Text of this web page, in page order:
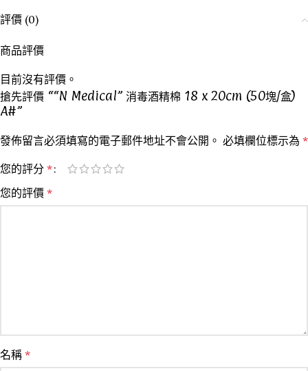
評價 (0)
商品評價
目前沒有評價。
搶先評價 ““N Medical” 消毒酒精棉 18 x 20cm (50塊/盒)
A#”
發佈留言必須填寫的電子郵件地址不會公開。 必填欄位標示為 *
您的評分 *
您的評價 *
名稱 *